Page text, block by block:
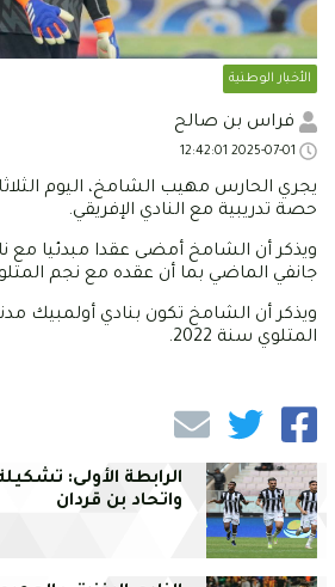
الأخبار الوطنية
فراس بن صالح
حصة تدريبية مع النادي الإفريقي.
ويذكر أن الشامخ أمضى عقدا مبدئيا مع
جانفي الماضي بما أن عقده مع نجم المتلوي
ويذكر أن الشامخ تكون بنادي أولمبيك
المتلوي سنة 2022.
الرابطة الأولى:
واتحاد بن قردان